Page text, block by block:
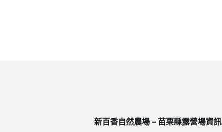
新百香自然農場 – 苗栗縣露營場資訊